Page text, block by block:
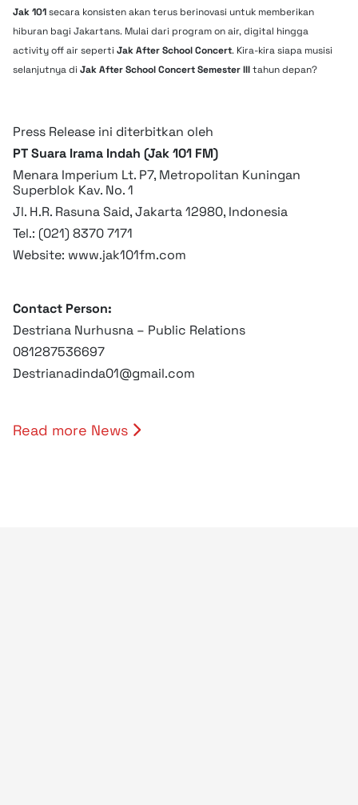
Jak 101secara konsisten akan terus berinovasi untuk memberikan
hiburan bagi Jakartans. Mulai dari program on air, digital hingga
activity off air seperti Jak After School Concert. Kira-kira siapa musisi
selanjutnya di Jak After School Concert Semester IIItahun depan?
Press Release ini diterbitkan oleh
PT Suara Irama Indah (Jak 101 FM)
Menara Imperium Lt. P7, Metropolitan Kuningan
Superblok Kav. No. 1
Jl. H.R. Rasuna Said, Jakarta 12980, Indonesia
Tel.: (021) 8370 7171
Website: www.jak101fm.com
Contact Person:
Destriana Nurhusna – Public Relations
081287536697
Destrianadinda01@gmail.com
Read more News